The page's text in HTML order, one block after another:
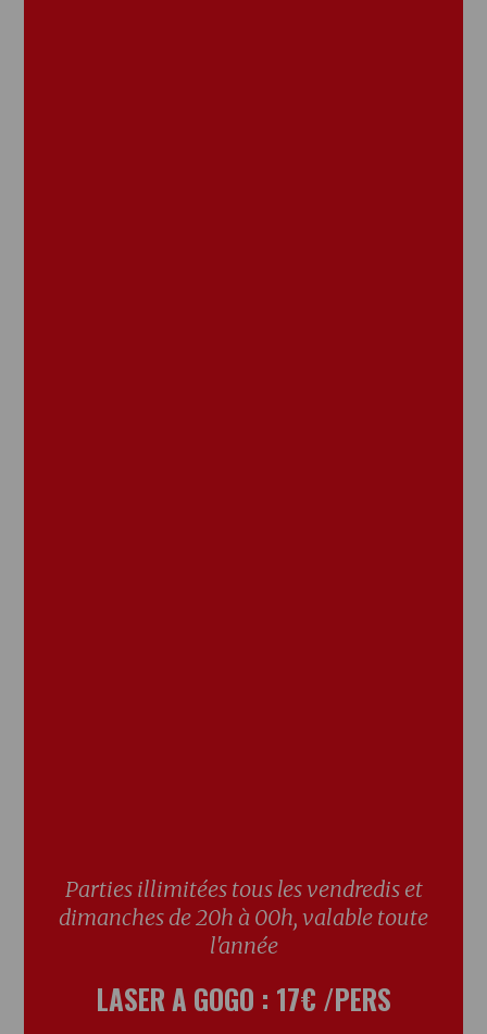
Parties illimitées tous les vendredis et
dimanches de 20h à 00h, valable toute
l'année
LASER A GOGO : 17€ /PERS